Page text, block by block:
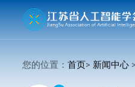
您的位置：首页> 新闻中心